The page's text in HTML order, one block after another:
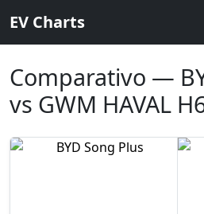
EV Charts
Comparativo —
vs GWM HAVAL